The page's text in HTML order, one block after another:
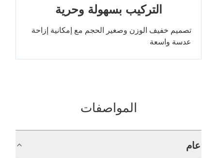
التركيب بسهولة وحرية
تصميم خفيف الوزن وصغير الحجم مع إمكانية إزاحة
عدسة واسعة
المواصفات
عام